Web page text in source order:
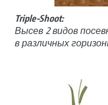
Triple-Shoot:
Высев 2 видов
в различных